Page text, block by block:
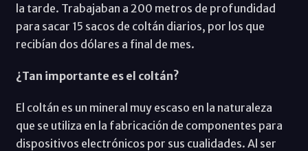
la tarde. Trabajaban a 200 metros de profundidad
para sacar 15 sacos de coltán diarios, por los que
recibían dos dólares a final de mes.
¿Tan importante es el coltán?
El coltán es un mineral muy escaso en la naturaleza
que se utiliza en la fabricación de componentes para
dispositivos electrónicos por sus cualidades. Al ser